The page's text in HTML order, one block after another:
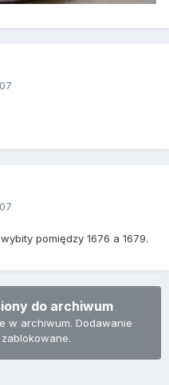
pomiędzy 1676 a 1679.
do archiwum
w archiwum. Dodawanie